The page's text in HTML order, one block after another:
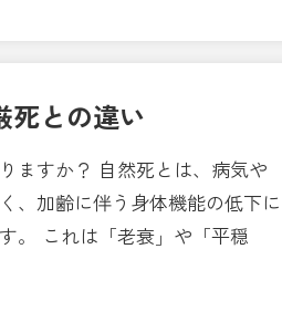
死との違い
ますか？ 自然死とは、病気や
、加齢に伴う身体機能の低下に
。 これは「老衰」や「平穏